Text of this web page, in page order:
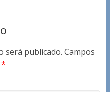
será publicado. Campos
*